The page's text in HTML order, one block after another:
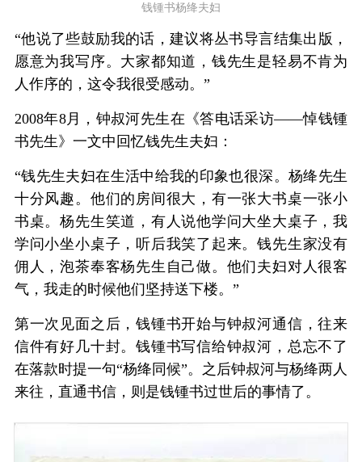
钱锺书杨绛夫妇
“他说了些鼓励我的话，建议将丛书导言结集出版，
愿意为我写序。大家都知道，钱先生是轻易不肯为
人作序的，这令我很受感动。”
2008年8月，钟叔河先生在《答电话采访——悼钱锺
书先生》一文中回忆钱先生夫妇：
“钱先生夫妇在生活中给我的印象也很深。杨绛先生
十分风趣。他们的房间很大，有一张大书桌一张小
书桌。杨先生笑道，有人说他学问大坐大桌子，我
学问小坐小桌子，听后我笑了起来。钱先生家没有
佣人，泡茶奉客杨先生自己做。他们夫妇对人很客
气，我走的时候他们坚持送下楼。”
第一次见面之后，钱锺书开始与钟叔河通信，往来
信件有好几十封。钱锺书写信给钟叔河，总忘不了
在落款时提一句“杨绛同候”。之后钟叔河与杨绛两人
来往，直通书信，则是钱锺书过世后的事情了。